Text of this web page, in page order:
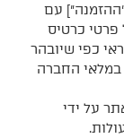
עם
כרטיס
כפי שיובהר
במלאי החברה
על ידי